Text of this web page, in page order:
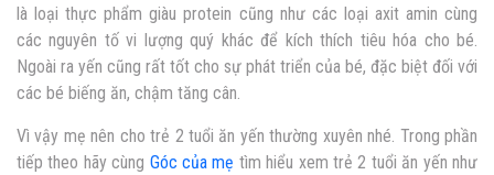
là loại thực phẩm giàu protein cũng như các loại axit amin cùng
các nguyên tố vi lượng quý khác để kích thích tiêu hóa cho bé.
Ngoài ra yến cũng rất tốt cho sự phát triển của bé, đặc biệt đối với
các bé biếng ăn, chậm tăng cân.
Vì vậy mẹ nên cho trẻ 2 tuổi ăn yến thường xuyên nhé. Trong phần
tiếp theo hãy cùng Góc của mẹ tìm hiểu xemtrẻ 2 tuổi ăn yến như